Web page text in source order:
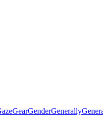
GearGenderGenerally